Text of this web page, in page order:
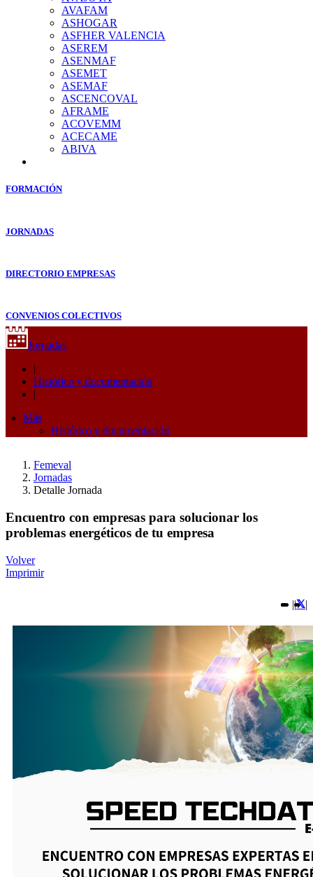
AVAFAM
ASHOGAR
ASFHER VALENCIA
ASEREM
ASENMAF
ASEMET
ASEMAF
ASCENCOVAL
AFRAME
ACOVEMM
ACECAME
ABIVA
FORMACIÓN
JORNADAS
DIRECTORIO EMPRESAS
CONVENIOS COLECTIVOS
Jornadas
|
Histórico y documentación
|
Más
Histórico y documentación
Femeval
Jornadas
Detalle Jornada
Encuentro con empresas para solucionar los
problemas energéticos de tu empresa
Volver
Imprimir
|| |